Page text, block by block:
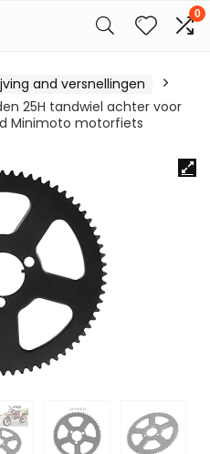
0
and versnellingen
25H tandwiel achter voor
Minimoto motorfiets